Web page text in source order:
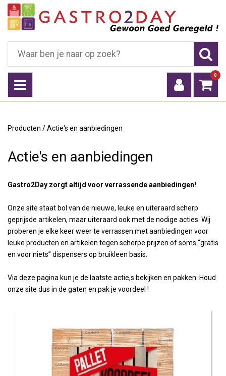
0
Producten /Actie's en aanbiedingen
Actie's en aanbiedingen
Gastro2Day zorgt altijd voor verrassende aanbiedingen!
Onze site staat bol van de nieuwe, leuke en uiteraard scherp
geprijsde artikelen, maar uiteraard ook met de nodige acties. Wij
proberen je elke keer weer te verrassen met aanbiedingen voor
leuke producten en artikelen tegen scherpe prijzen of soms “gratis
en voor niets” dispensers op bruikleen basis.
Via deze pagina kun je de laatste actie,s bekijken en pakken. Houd
onze site dus in de gaten en pak je voordeel !